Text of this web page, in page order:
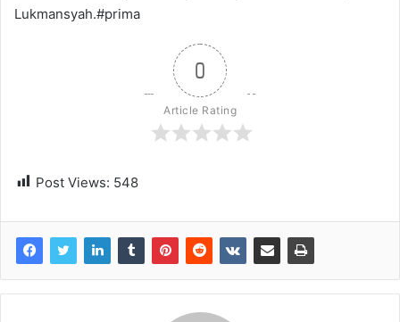
Lukmansyah.#prima
0
Article Rating
Post Views: 548